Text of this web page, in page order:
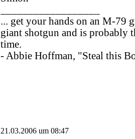
... get your hands on an M-79
giant shotgun and is probably
time.
- Abbie Hoffman, "Steal this
21.03.2006 um 08:47